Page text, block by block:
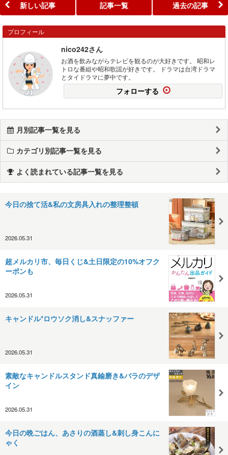
新しい記事 記事一覧 過去の記事
プロフィール
nico242さん
お酒を飲みながらテレビを観るのが大好きです。 昭和レ
トロな番組や昭和歌謡が好きです。 ドラマは台湾ドラマ
とタイドラマに夢中です。
フォローする
月別記事一覧を見る
カテゴリ別記事一覧を見る
よく読まれている記事一覧を見る
今日の捨て活&私の文房具入れの整理整頓
2026.05.31
超メルカリ市、毎日くじ&土日限定の10%オフク
ーポンも
2026.05.31
キャンドル*ロウソク消し&スナッファー
2026.05.31
素敵なキャンドルスタンド真鍮磨き&バラのデザ
イン
2026.05.31
今日の晩ごはん、あさりの酒蒸し&刺し身こんに
ゃく